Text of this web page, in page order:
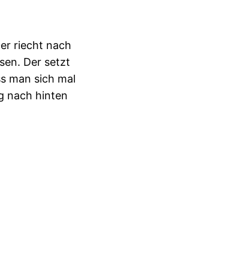
riecht nach
Der setzt
man sich mal
nach hinten